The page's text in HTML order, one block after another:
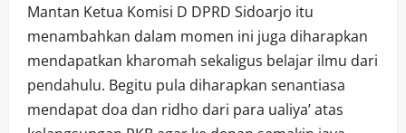
Mantan Ketua Komisi D DPRD Sidoarjo itu
menambahkan dalam momen ini juga diharapkan
mendapatkan kharomah sekaligus belajar ilmu dari
pendahulu. Begitu pula diharapkan senantiasa
mendapat doa dan ridho dari para ualiya’ atas